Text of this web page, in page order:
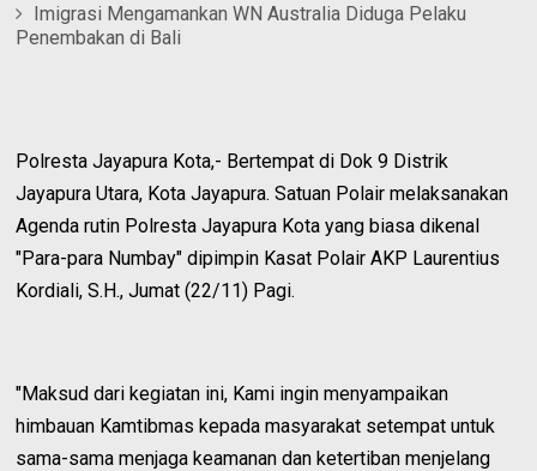
Imigrasi Mengamankan WN Australia Diduga Pelaku
Penembakan di Bali
Polresta Jayapura Kota,- Bertempat di Dok 9 Distrik
Jayapura Utara, Kota Jayapura. Satuan Polair melaksanakan
Agenda rutin Polresta Jayapura Kota yang biasa dikenal
"Para-para Numbay" dipimpin Kasat Polair AKP Laurentius
Kordiali, S.H., Jumat (22/11) Pagi.
"Maksud dari kegiatan ini, Kami ingin menyampaikan
himbauan Kamtibmas kepada masyarakat setempat untuk
sama-sama menjaga keamanan dan ketertiban menjelang